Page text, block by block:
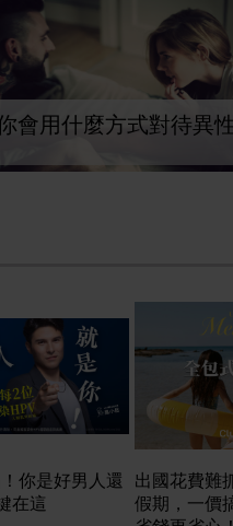
會用什麼方式對待異
你是好男人還
在這
出國花費難
假期，一價